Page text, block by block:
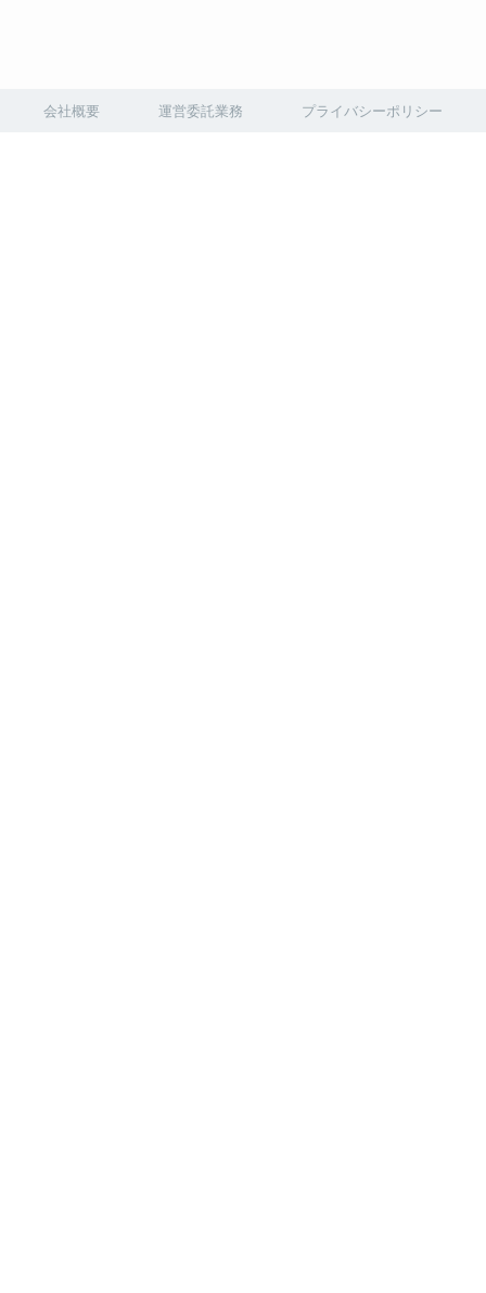
会社概要 運営委託業務 プライバシーポリシー